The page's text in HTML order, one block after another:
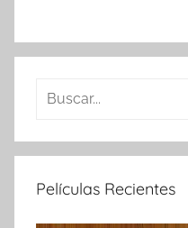
s
a
Películas Recientes